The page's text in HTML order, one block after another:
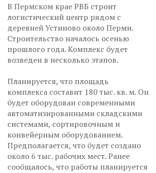
В Пермском крае РВБ строит
логистический центр рядом с
деревней Устиново около Перми.
Строительство началось осенью
прошлого года. Комплекс будет
возведен в несколько этапов.
Планируется, что площадь
комплекса составит 180 тыс. кв. м. Он
будет оборудован современными
автоматизированными складскими
системами, сортировочным и
конвейерным оборудованием.
Предполагается, что будет создано
около 6 тыс. рабочих мест. Ранее
сообщалось, что работы планируется